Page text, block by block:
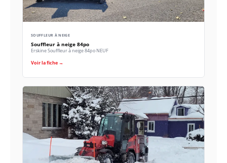
SOUFFLEUR À NEIGE
Souffleur à neige 84po
Erskine Souffleur à neige 84po NEUF
Voir la fiche →